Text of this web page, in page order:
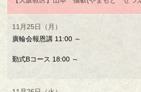
11月25日（月）
廣輪会報恩講 11:00 ～
勤式Bコース 18:00 ～